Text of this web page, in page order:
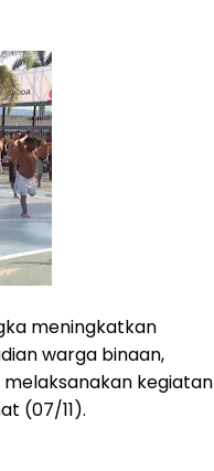
meningkatkan
warga binaan,
kegiatan
(07/11).